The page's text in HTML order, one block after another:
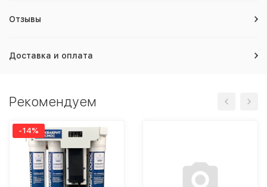
Отзывы
Доставка и оплата
Рекомендуем
-14%